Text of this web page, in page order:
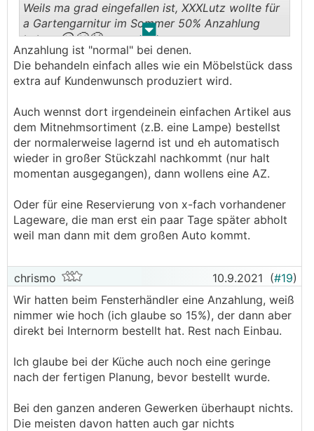
. .
Weils ma grad eingefallen ist, XXXLutz wollte für
a Gartengarnitur im Sommer 50% Anzahlung
haben😀😬😤
Anzahlung ist "normal" bei denen.
Die behandeln einfach alles wie ein Möbelstück dass
extra auf Kundenwunsch produziert wird.
Auch wennst dort irgendeinein einfachen Artikel aus
dem Mitnehmsortiment (z.B. eine Lampe) bestellst
der normalerweise lagernd ist und eh automatisch
wieder in großer Stückzahl nachkommt (nur halt
momentan ausgegangen), dann wollens eine AZ.
Oder für eine Reservierung von x-fach vorhandener
Lageware, die man erst ein paar Tage später abholt
weil man dann mit dem großen Auto kommt.
chrismo 10.9.2021 (#19)
Wir hatten beim Fensterhändler eine Anzahlung, weiß
nimmer wie hoch (ich glaube so 15%), der dann aber
direkt bei Internorm bestellt hat. Rest nach Einbau.
Ich glaube bei der Küche auch noch eine geringe
nach der fertigen Planung, bevor bestellt wurde.
Bei den ganzen anderen Gewerken überhaupt nichts.
Die meisten davon hatten auch gar nichts